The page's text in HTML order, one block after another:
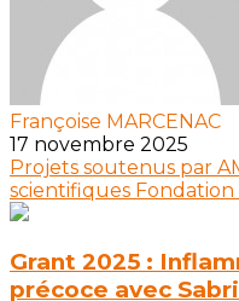
Françoise MARCENAC
17 novembre 2025
Projets soutenus par
scientifiques Fondation
Grant 2025 :
précoce avec